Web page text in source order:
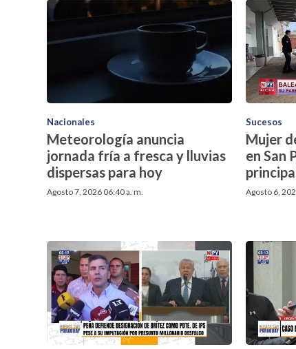
Nacionales
Meteorología anuncia
jornada fría a fresca y lluvias
dispersas para hoy
Agosto 7, 2026 06:40 a. m.
Sucesos
Mujer
en San
Agosto 6,